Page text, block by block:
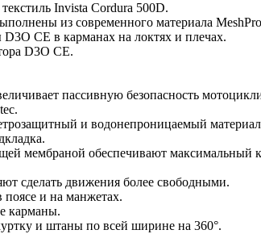
Invista Cordura 500D.
из современного материала
CE в карманах на локтях и плечах.
D3O CE.
пассивную безопасность
и водонепроницаемый
мембраной обеспечивают максимальный
сделать движения более свободными.
поясе и на манжетах.
карманы.
и штаны по всей ширине на 360°.